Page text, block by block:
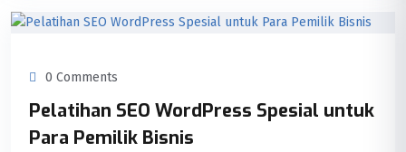
0 Comments
Pelatihan SEO WordPress Spesial untuk
Para Pemilik Bisnis